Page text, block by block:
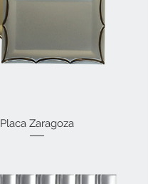
Placa Zaragoza